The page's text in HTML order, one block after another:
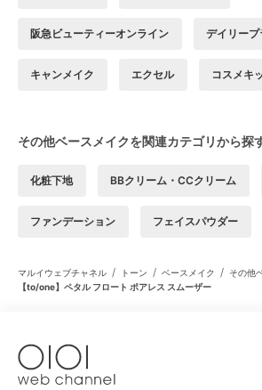
阪急ビューティーオンライン デイリープ
キャンメイク エクセル コスメキ
その他ベースメイクを関連カテゴリから探
化粧下地 BBクリーム・CCクリーム
ファンデーション フェイスパウダー
マルイウェブチャネル / トーン / ベースメイク / その他
【to/one】ペタル フロート ポアレス スムーザー